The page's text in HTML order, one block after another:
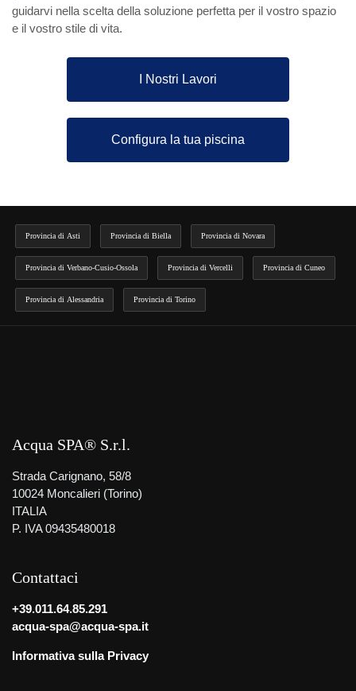
guidarvi nella scelta della soluzione perfetta per il vostro spazio
e il vostro stile di vita.
I Nostri Lavori
Configura la tua piscina
Provincia di Asti Provincia di Biella Provincia di Novara
Provincia di Verbano-Cusio-Ossola Provincia di Vercelli Provincia di Cuneo
Provincia di Alessandria Provincia di Torino
Acqua SPA® S.r.l.
Strada Carignano, 58/8
10024 Moncalieri (Torino)
ITALIA
P. IVA 09435480018
Contattaci
+39.011.64.85.291
acqua-spa@acqua-spa.it
Informativa sulla Privacy